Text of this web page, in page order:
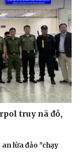
truy nã đỏ,
lừa đảo "chạy